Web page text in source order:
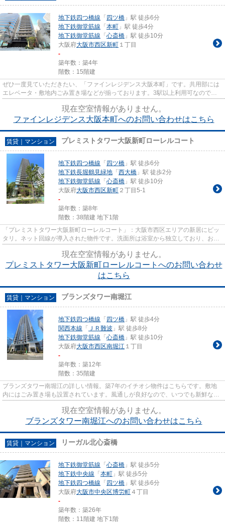
地下鉄四つ橋線 「 四ツ橋 」駅 徒歩6分
地下鉄御堂筋線 「 本町 」駅 徒歩4分
地下鉄御堂筋線 「 心斎橋 」駅 徒歩10分
大阪府大阪市西区新町 １丁目
-
築年数：築4年
階数：15階建
ぜひ一度見ていただきたい、「ファインレジデンス大阪本町」です。共用部には
エレベータ・敷地内ごみ置き場などが揃っております。3駅以上利用可なので、
現在空室情報がありません。
ファインレジデンス大阪本町へのお問い合わせはこちら
賃貸｜マンション プレミストタワー大阪新町ローレルコート
地下鉄四つ橋線 「 四ツ橋 」駅 徒歩6分
地下鉄長堀鶴見緑地 「 西大橋 」駅 徒歩2分
地下鉄御堂筋線 「 心斎橋 」駅 徒歩10分
大阪府大阪市西区新町 ２丁目5-1
-
築年数：築8年
階数：38階建 地下1階
「プレミストタワー大阪新町ローレルコート」：大阪市西区エリアの新居にピッ
タリ。ネット回線が導入された物件です。洗面所は浴室から独立しており、お湯
現在空室情報がありません。
プレミストタワー大阪新町ローレルコートへのお問い合わせ
はこちら
賃貸｜マンション ブランズタワー南堀江
地下鉄四つ橋線 「 四ツ橋 」駅 徒歩4分
関西本線 「 ＪＲ難波 」駅 徒歩8分
地下鉄御堂筋線 「 心斎橋 」駅 徒歩10分
大阪府大阪市西区南堀江 １丁目
-
築年数：築12年
階数：35階建
ブランズタワー南堀江の詳しい情報。築7年のイチオシ物件はこちらです。敷地
内にはごみ置き場も設置されています。風通しが良好なので、いつでも新鮮な空
現在空室情報がありません。
ブランズタワー南堀江へのお問い合わせはこちら
賃貸｜マンション リーガル北心斎橋
地下鉄御堂筋線 「 心斎橋 」駅 徒歩5分
地下鉄中央線 「 本町 」駅 徒歩5分
地下鉄四つ橋線 「 四ツ橋 」駅 徒歩6分
大阪府大阪市中央区博労町 ４丁目
-
築年数：築26年
階数：11階建 地下1階